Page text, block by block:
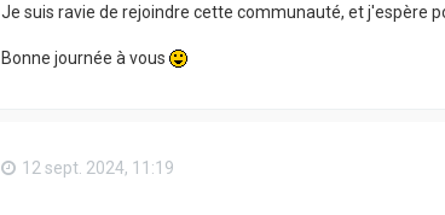
Je suis ravie de rejoindre cette communauté, et j'espère
Bonne journée à vous
12 sept. 2024, 11:19